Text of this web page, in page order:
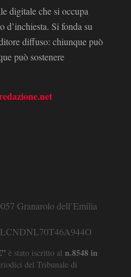
digitale che si occupa
d’inchiesta. Si fonda su
diffuso: chiunque può
può sostenere
Granarolo dell’Emilia
è stato iscritto al n.8548 in
del Tribunale di